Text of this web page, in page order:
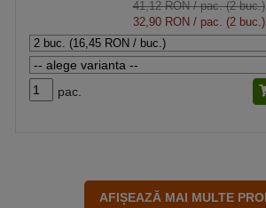
41,12 RON/ pac. (2 buc.)
32,90 RON / pac. (2 buc.)
pac.